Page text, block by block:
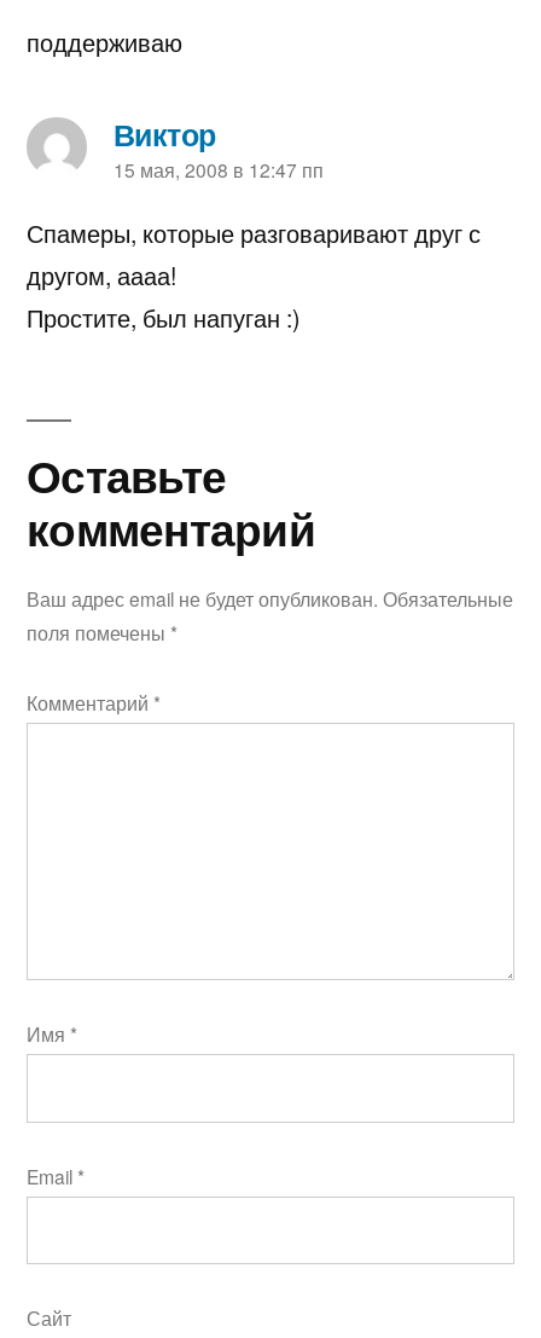
поддерживаю
Виктор
пишет:
15 мая, 2008 в 12:47 пп
Спамеры, которые разговаривают друг с
другом, аааа!
Простите, был напуган :)
Оставьте
комментарий
Ваш адрес email не будет опубликован. Обязательные
поля помечены *
Комментарий *
Имя *
Email *
Сайт
Оставьте
комментарий